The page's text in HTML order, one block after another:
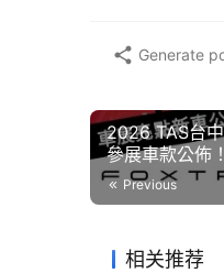
Generate
2026 TAS台
參展車款公佈！
Previous
相关推荐